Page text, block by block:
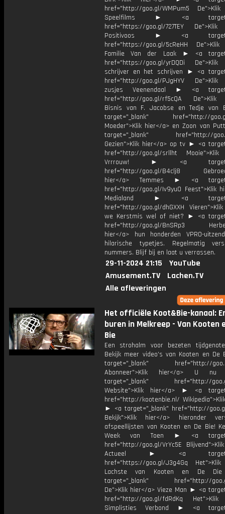
href="http://goo.gl/WMPum5
Speelfilms ► <a
href="https://goo.gl/727TEY
Positivoos ► <a
href="https://goo.gl/5cReHH
Familie Van der Laak ► <a
href="https://goo.gl/yrDQDi
schrijver en het schrijven ► <a
href="http://goo.gl/PJgHYV
zusjes Veenendaal ► <a
href="http://goo.gl/rf5cQA De">Klik
Bisnis van F. Jacobse en Tedje
target="_blank" href="http://goo.gl/
Moeder">Klik hier</a> en Zoon van
target="_blank" href="http://
Gezien">Klik hier</a> op tv ► <a
href="http://goo.gl/srllht
Vrrrouw! ► <a
href="http://goo.gl/B4clj8
hier</a> Temmes ► <a
href="http://goo.gl/Iv9yu0 Feest">Klik
Medialand ► <a
href="http://goo.gl/dhGXXH
we Kerstmis wel of niet? ► <a
href="http://goo.gl/BnSRp3
hier</a> hun honderden VPRO-
hilarische typetjes. Regelmatig
nummers. Blijf bij en laat u verrassen.
29-11-2024 21:15
YouTube
Amusement.TV
Lachen.TV
Alle afleveringen
Het officiële Koot&Bie-kanaal:
buren in Melkreep - Van Kooten
Bie
Een strohalm voor bezeten
Bekijk meer video’s van Kooten en
target="_blank" href="http://
Abonneer">Klik hier</a> U
target="_blank" href="http://
Website">Klik hier</a> ► <a
href="http://kootenbie.nl/
► <a target="_blank" href="http://
Bekijk">Klik hier</a> hieronder
afspeellijsten van Kooten en De Bie!
Week van Toen ► <a
href="http://goo.gl/VrYc5E
Actueel ► <a
href="https://goo.gl/J3g4Gq
Lachste van Kooten en De
target="_blank" href="http://
De">Klik hier</a> Vieze Man ► <a
href="http://goo.gl/fdRdKq
Simplisties Verbond ► <a